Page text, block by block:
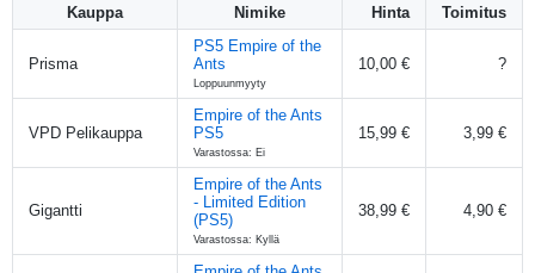
Kauppa
Nimike Hinta Toimitus
Prisma
PS5 Empire of the
Ants
Loppuunmyyty
10,00 € ?
VPD Pelikauppa
Empire of the Ants
PS5
Varastossa: Ei
15,99 € 3,99 €
Gigantti
Empire of the Ants
- Limited Edition
(PS5)
Varastossa: Kyllä
38,99 € 4,90 €